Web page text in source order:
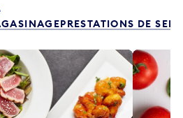
PRESTATIONS DE